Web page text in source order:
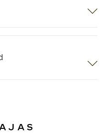
global en EUIPO y está
de calidad. Garantiza que